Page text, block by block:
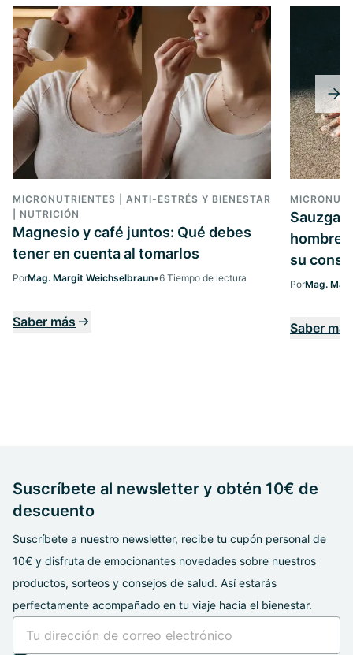
MICRONUTRIENTES | ANTI-ESTRÉS Y BIENESTAR
| NUTRICIÓN
Magnesio y café juntos: Qué debes
tener en cuenta al tomarlos
PorMag. Margit Weichselbraun•6 Tiempo de lectura
Saber más
su
PorMag.
Saber màs
Suscríbete al newsletter y obtén 10€ de
descuento
Suscríbete a nuestro newsletter, recibe tu cupón personal de
10€ y disfruta de emocionantes novedades sobre nuestros
productos, sorteos y consejos de salud. Así estarás
perfectamente acompañado en tu viaje hacia el bienestar.